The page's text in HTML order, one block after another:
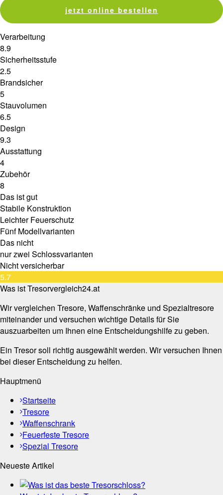
jetzt online bestellen
Verarbeitung
8.9
Sicherheitsstufe
2.5
Brandsicher
5
Stauvolumen
6.5
Design
9.3
Ausstattung
4
Zubehör
8
Das ist gut
Stabile Konstruktion
Leichter Feuerschutz
Fünf Modellvarianten
Das nicht
nur zwei Schlossvarianten
Nicht versicherbar
5.7
Was ist Tresorvergleich24.at
Wir vergleichen Tresore, Waffenschränke und Spezialtresore
miteinander und versuchen wichtige Details für Sie
auszuarbeiten um Ihnen eine Entscheidungshilfe zu geben.
Ein Tresor soll richtig ausgewählt werden. Wir versuchen Ihnen
bei dieser Entscheidung zu helfen.
Hauptmenü
Startseite
Tresore
Waffenschrank
Feuerfeste Tresore
Spezial Tresore
Neueste Artikel